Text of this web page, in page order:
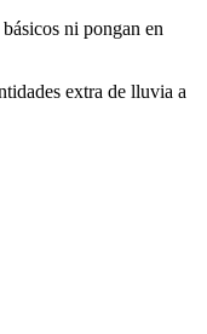
ni pongan en
extra de lluvia a